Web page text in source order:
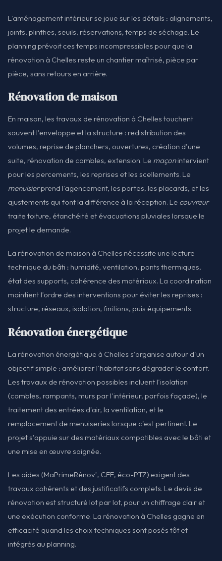
L'aménagement intérieur se joue sur les détails : alignements,
joints, plinthes, seuils, réservations, temps de séchage. Le
planning prévoit ces temps incompressibles pour que la
rénovation à Chelles reste un chantier maîtrisé, pièce par
pièce, sans retours en arrière.
Rénovation de maison
En maison, les travaux de rénovation à Chelles touchent
souvent l'enveloppe et la structure : redistribution des
volumes, reprise de planchers, ouvertures, création d'une
suite, rénovation de combles, extension. Le maçonintervient
pour les percements, les reprises et les scellements. Le
menuisierprend l'agencement, les portes, les placards, et les
ajustements qui font la différence à la réception. Le couvreur
traite toiture, étanchéité et évacuations pluviales lorsque le
projet le demande.
La rénovation de maison à Chelles nécessite une lecture
technique du bâti : humidité, ventilation, ponts thermiques,
état des supports, cohérence des matériaux. La coordination
maintient l'ordre des interventions pour éviter les reprises :
structure, réseaux, isolation, finitions, puis équipements.
Rénovation énergétique
La rénovation énergétique à Chelles s'organise autour d'un
objectif simple : améliorer l'habitat sans dégrader le confort.
Les travaux de rénovation possibles incluent l'isolation
(combles, rampants, murs par l'intérieur, parfois façade), le
traitement des entrées d'air, la ventilation, et le
remplacement de menuiseries lorsque c'est pertinent. Le
projet s'appuie sur des matériaux compatibles avec le bâti et
une mise en œuvre soignée.
Les aides (MaPrimeRénov', CEE, éco-PTZ) exigent des
travaux cohérents et des justificatifs complets. Le devis de
rénovation est structuré lot par lot, pour un chiffrage clair et
une exécution conforme. La rénovation à Chelles gagne en
efficacité quand les choix techniques sont posés tôt et
intégrés au planning.